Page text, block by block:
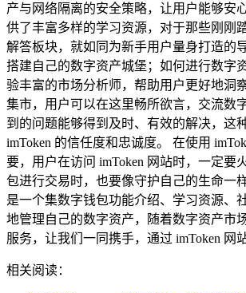
产与网络隔离的安全策略，让用户能够安
供了丰富多样的学习资源，对于那些刚刚
解答板块，就如同为新手用户量身打造的
搭建自己的数字资产城堡；如何进行数字
验丰富的市场分析师，帮助用户更好地洞
集市，用户可以在这里畅所欲言，交流数
到的问题能够得到及时、有效的解决，这
imToken 的信任度和忠诚度。 在使用
要，用户在访问 imToken 网站时，一定
包进行交易时，也要像守护自己的生命一
是一个集数字钱包功能介绍、学习资源、
地管理自己的数字资产，随着数字资产市
服务，让我们一同携手，通过 imToken 网
相关阅读：